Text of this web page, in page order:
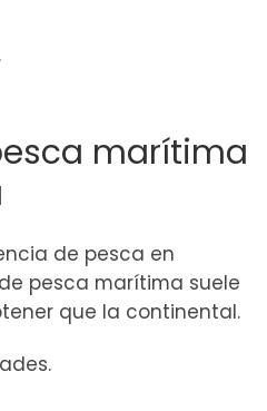
marítima
de pesca en
pesca marítima suele
que la continental.